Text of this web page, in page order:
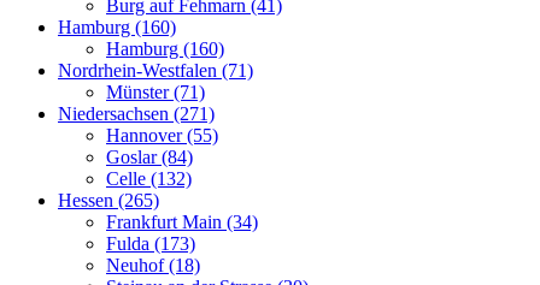
Burg auf Fehmarn (41)
Hamburg (160)
Hamburg (160)
Nordrhein-Westfalen (71)
Münster (71)
Niedersachsen (271)
Hannover (55)
Goslar (84)
Celle (132)
Hessen (265)
Frankfurt Main (34)
Fulda (173)
Neuhof (18)